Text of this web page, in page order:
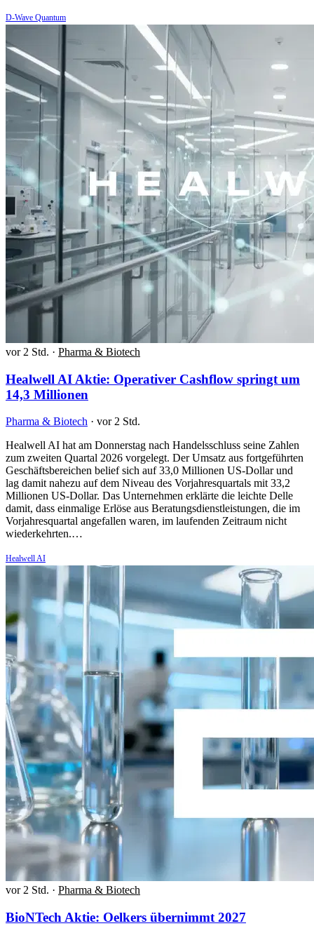
D-Wave Quantum
vor 2 Std. · Pharma & Biotech
Healwell AI Aktie: Operativer Cashflow springt um
14,3 Millionen
Pharma & Biotech · vor 2 Std.
Healwell AI hat am Donnerstag nach Handelsschluss seine Zahlen
zum zweiten Quartal 2026 vorgelegt. Der Umsatz aus fortgeführten
Geschäftsbereichen belief sich auf 33,0 Millionen US-Dollar und
lag damit nahezu auf dem Niveau des Vorjahresquartals mit 33,2
Millionen US-Dollar. Das Unternehmen erklärte die leichte Delle
damit, dass einmalige Erlöse aus Beratungsdienstleistungen, die im
Vorjahresquartal angefallen waren, im laufenden Zeitraum nicht
wiederkehrten.…
Healwell AI
vor 2 Std. · Pharma & Biotech
BioNTech Aktie: Oelkers übernimmt 2027